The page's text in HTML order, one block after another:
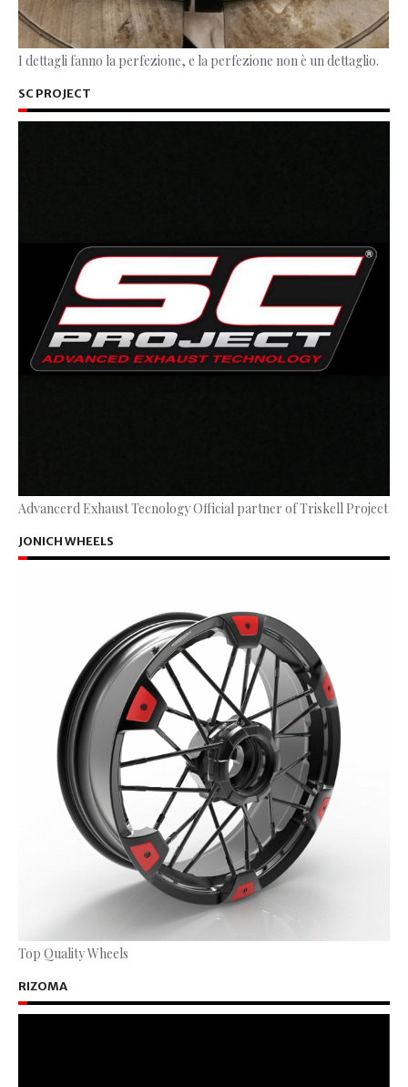
I dettagli fanno la perfezione, e la perfezione non è un dettaglio.
SC PROJECT
Advancerd Exhaust Tecnology Official partner of Triskell Project
JONICH WHEELS
Top Quality Wheels
RIZOMA